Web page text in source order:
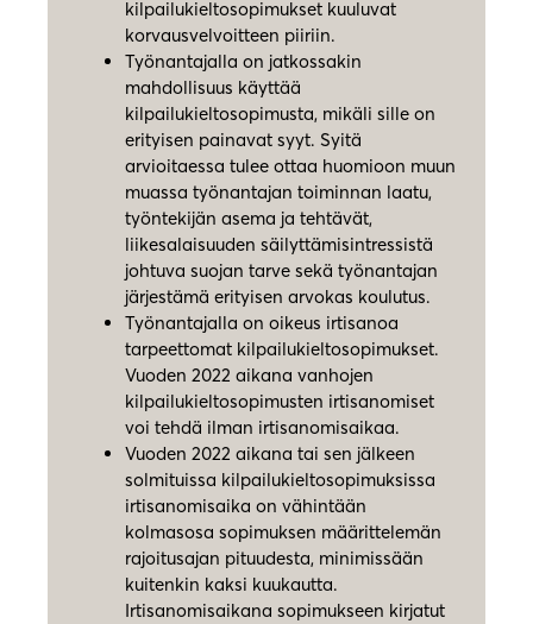
kilpailukieltosopimukset kuuluvat
korvausvelvoitteen piiriin.
Työnantajalla on jatkossakin
mahdollisuus käyttää
kilpailukieltosopimusta, mikäli sille on
erityisen painavat syyt. Syitä
arvioitaessa tulee ottaa huomioon muun
muassa työnantajan toiminnan laatu,
työntekijän asema ja tehtävät,
liikesalaisuuden säilyttämisintressistä
johtuva suojan tarve sekä työnantajan
järjestämä erityisen arvokas koulutus.
Työnantajalla on oikeus irtisanoa
tarpeettomat kilpailukieltosopimukset.
Vuoden 2022 aikana vanhojen
kilpailukieltosopimusten irtisanomiset
voi tehdä ilman irtisanomisaikaa.
Vuoden 2022 aikana tai sen jälkeen
solmituissa kilpailukieltosopimuksissa
irtisanomisaika on vähintään
kolmasosa sopimuksen määrittelemän
rajoitusajan pituudesta, minimissään
kuitenkin kaksi kuukautta.
Irtisanomisaikana sopimukseen kirjatut